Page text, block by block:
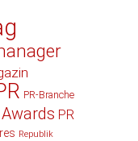
PR-Branche
Awards PR
Republik